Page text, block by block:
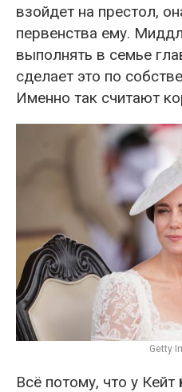
взойдет на престол,
первенства ему.
выполнять в семье
сделает это по
Именно так считают
Getty
Всё потому, что у Кейт